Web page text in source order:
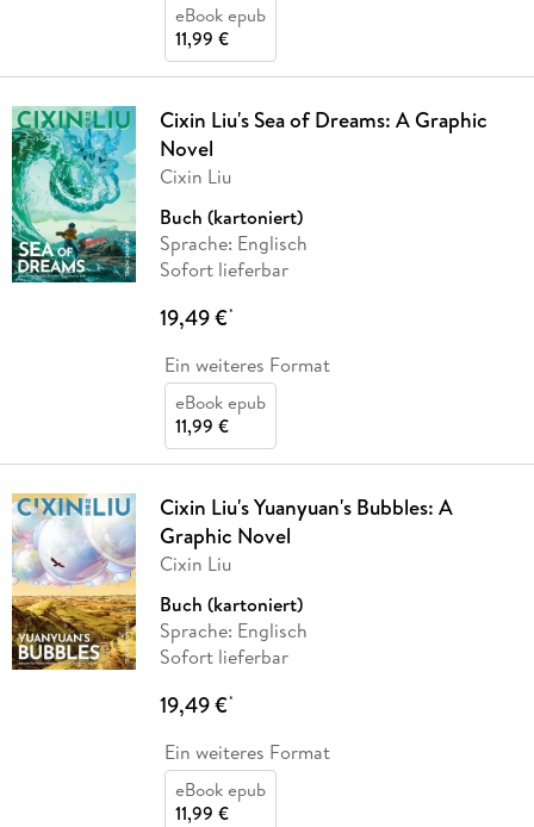
eBook epub
11,99 €
Cixin Liu's Sea of Dreams: A Graphic
Novel
Cixin Liu
Buch (kartoniert)
Sprache: Englisch
Sofort lieferbar
19,49 €*
Ein weiteres Format
eBook epub
11,99 €
Cixin Liu's Yuanyuan's Bubbles: A
Graphic Novel
Cixin Liu
Buch (kartoniert)
Sprache: Englisch
Sofort lieferbar
19,49 €*
Ein weiteres Format
eBook epub
11,99 €